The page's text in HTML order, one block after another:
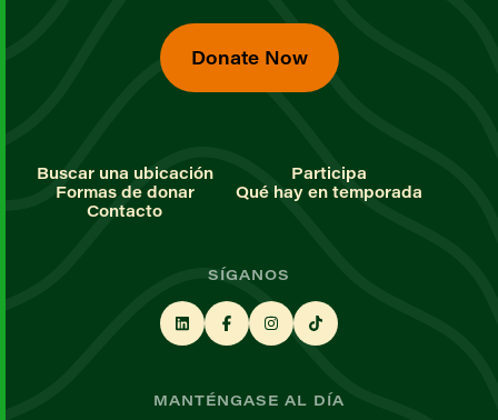
Donate Now
Buscar una ubicación
Participa
Formas de donar
Qué hay en temporada
Contacto
SÍGANOS
MANTÉNGASE AL DÍA